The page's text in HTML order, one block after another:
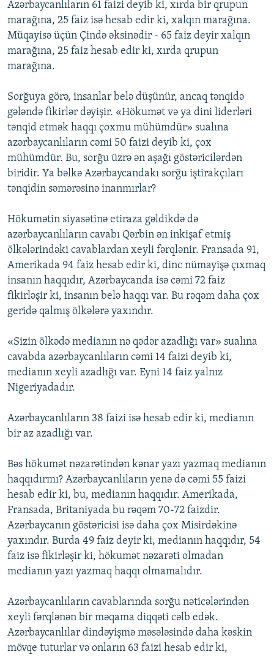
Azərbaycanlıların 61 faizi deyib ki, xırda bir qrupun
marağına, 25 faiz isə hesab edir ki, xalqın marağına.
Müqayisə üçün Çində əksinədir - 65 faiz deyir xalqın
marağına, 25 faiz hesab edir ki, xırda qrupun
marağına.
Sorğuya görə, insanlar belə düşünür, ancaq tənqidə
gələndə fikirlər dəyişir. «Hökumət və ya dini liderləri
tənqid etmək haqqı çoxmu mühümdür» sualına
azərbaycanlıların cəmi 50 faizi deyib ki, çox
mühümdür. Bu, sorğu üzrə ən aşağı göstəricilərdən
biridir. Ya bəlkə Azərbaycandakı sorğu iştirakçıları
tənqidin səmərəsinə inanmırlar?
Hökumətin siyasətinə etiraza gəldikdə də
azərbaycanlıların cavabı Qərbin ən inkişaf etmiş
ölkələrindəki cavablardan xeyli fərqlənir. Fransada 91,
Amerikada 94 faiz hesab edir ki, dinc nümayişə çıxmaq
insanın haqqıdır, Azərbaycanda isə cəmi 72 faiz
fikirləşir ki, insanın belə haqqı var. Bu rəqəm daha çox
geridə qalmış ölkələrə yaxındır.
«Sizin ölkədə medianın nə qədər azadlığı var» sualına
cavabda azərbaycanlıların cəmi 14 faizi deyib ki,
medianın xeyli azadlığı var. Eyni 14 faiz yalnız
Nigeriyadadır.
Azərbaycanlıların 38 faizi isə hesab edir ki, medianın
bir az azadlığı var.
Bəs hökumət nəzarətindən kənar yazı yazmaq medianın
haqqıdırmı? Azərbaycanlıların yenə də cəmi 55 faizi
hesab edir ki, bu, medianın haqqıdır. Amerikada,
Fransada, Britaniyada bu rəqəm 70-72 faizdir.
Azərbaycanın göstəricisi isə daha çox Misirdəkinə
yaxındır. Burda 49 faiz deyir ki, medianın haqqıdır, 54
faiz isə fikirləşir ki, hökumət nəzarəti olmadan
medianın yazı yazmaq haqqı olmamalıdır.
Azərbaycanlıların cavablarında sorğu nəticələrindən
xeyli fərqlənən bir məqama diqqəti cəlb edək.
Azərbaycanlılar dindəyişmə məsələsində daha kəskin
mövqe tuturlar və onların 63 faizi hesab edir ki,